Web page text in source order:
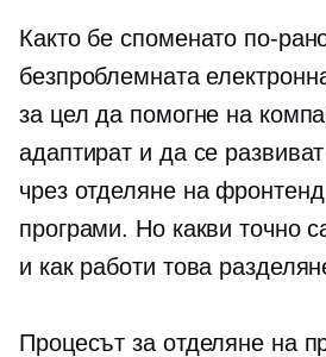
Както бе споменато по-
безпроблемната
за цел да помогне на
адаптират и да се
чрез отделяне на
програми. Но какви точно
и как работи това
Процесът за отделяне на